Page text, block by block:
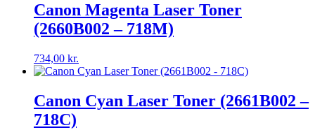
Canon Magenta Laser Toner
(2660B002 – 718M)
734,00 kr.
Canon Cyan Laser Toner (2661B002 –
718C)